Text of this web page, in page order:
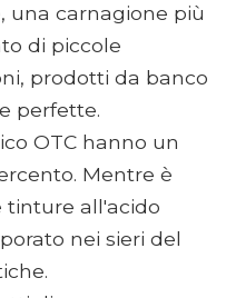
una carnagione più
di piccole
prodotti da banco
perfette.
OTC hanno un
Mentre è
tinture all'acido
nei sieri del